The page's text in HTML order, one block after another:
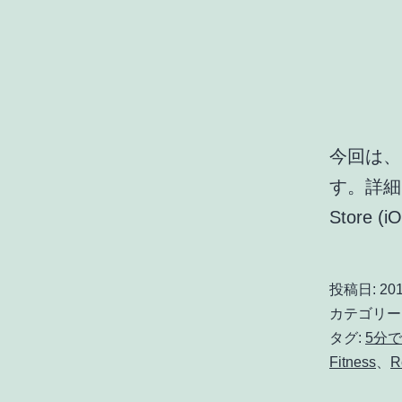
今回は
す。詳
Store
投稿日:
カテゴリ
タグ: 5分
Fitness